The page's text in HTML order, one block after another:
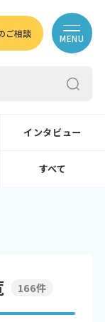
ご相談 MENU
インタビュー
すべて
166件